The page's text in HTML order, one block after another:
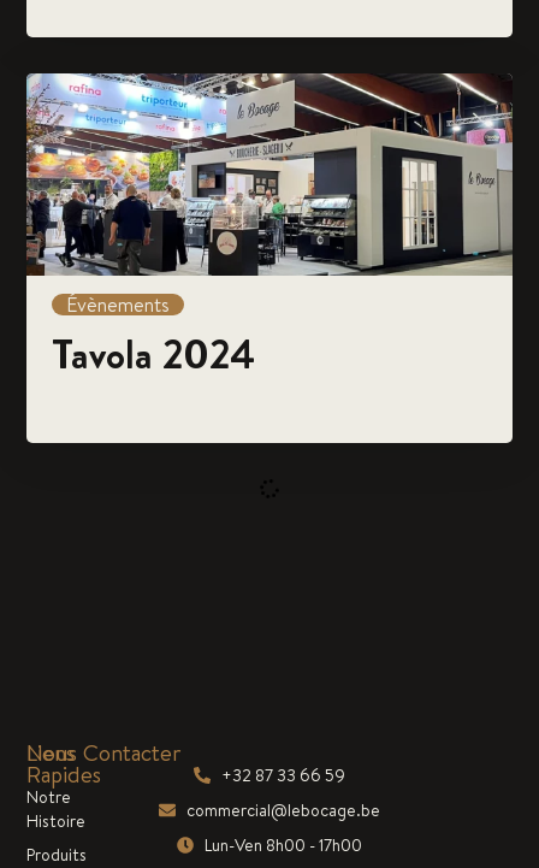
Évènements
Tavola 2024
Liens
Rapides
Notre
Histoire
Produits
Nous Contacter
+32 87 33 66 59
commercial@lebocage.be
Lun-Ven 8h00 - 17h00